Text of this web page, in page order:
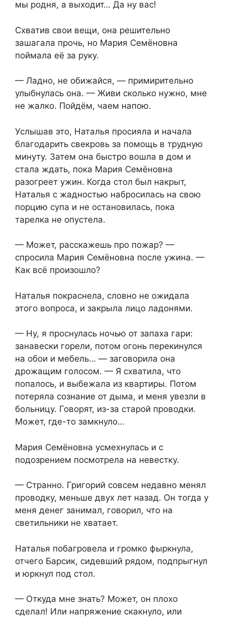
мы родня, а выходит… Да ну вас!
Схватив свои вещи, она решительно
зашагала прочь, но Мария Семёновна
поймала её за руку.
— Ладно, не обижайся, — примирительно
улыбнулась она. — Живи сколько нужно, мне
не жалко. Пойдём, чаем напою.
Услышав это, Наталья просияла и начала
благодарить свекровь за помощь в трудную
минуту. Затем она быстро вошла в дом и
стала ждать, пока Мария Семёновна
разогреет ужин. Когда стол был накрыт,
Наталья с жадностью набросилась на свою
порцию супа и не остановилась, пока
тарелка не опустела.
— Может, расскажешь про пожар? —
спросила Мария Семёновна после ужина. —
Как всё произошло?
Наталья покраснела, словно не ожидала
этого вопроса, и закрыла лицо ладонями.
— Ну, я проснулась ночью от запаха гари:
занавески горели, потом огонь перекинулся
на обои и мебель… — заговорила она
дрожащим голосом. — Я схватила, что
попалось, и выбежала из квартиры. Потом
потеряла сознание от дыма, и меня увезли в
больницу. Говорят, из-за старой проводки.
Может, где-то замкнуло…
Мария Семёновна усмехнулась и с
подозрением посмотрела на невестку.
— Странно. Григорий совсем недавно менял
проводку, меньше двух лет назад. Он тогда у
меня денег занимал, говорил, что на
светильники не хватает.
Наталья побагровела и громко фыркнула,
отчего Барсик, сидевший рядом, подпрыгнул
и юркнул под стол.
— Откуда мне знать? Может, он плохо
сделал! Или напряжение скакнуло, или